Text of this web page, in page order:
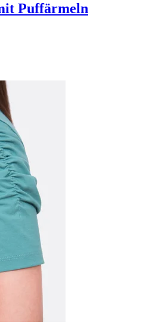
Puffärmeln